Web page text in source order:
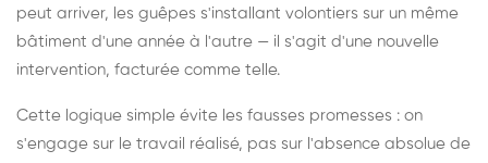
peut arriver, les guêpes s'installant volontiers sur un même
bâtiment d'une année à l'autre — il s'agit d'une nouvelle
intervention, facturée comme telle.
Cette logique simple évite les fausses promesses : on
s'engage sur le travail réalisé, pas sur l'absence absolue de